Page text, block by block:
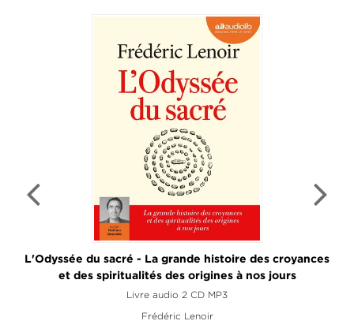
L'Odyssée du sacré - La grande histoire des croyances
et des spiritualités des origines à nos jours
Livre audio 2 CD MP3
Frédéric Lenoir